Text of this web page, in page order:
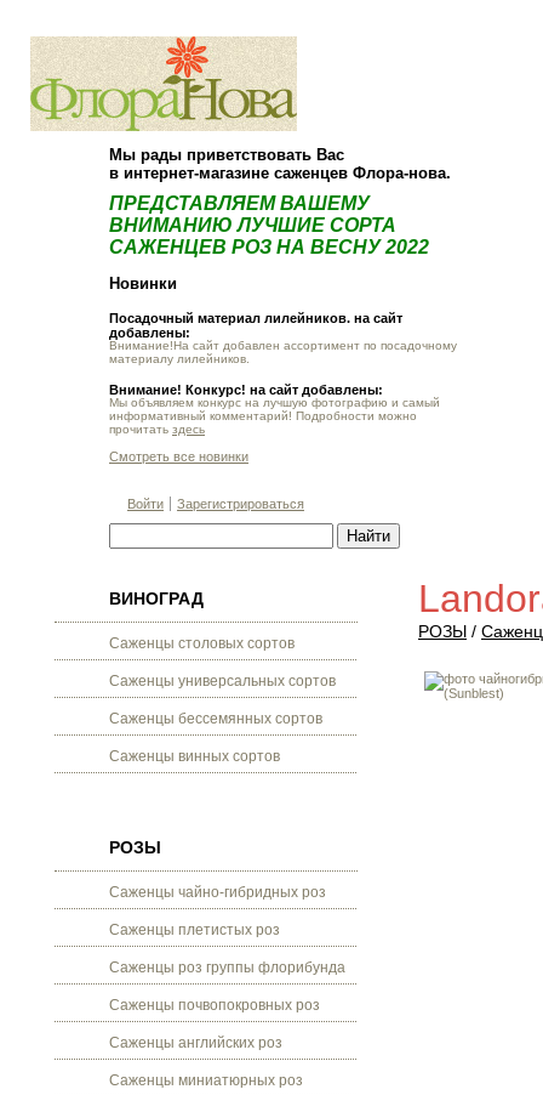
Мы рады приветствовать Вас
в интернет-магазине саженцев Флора-нова.
ПРЕДСТАВЛЯЕМ ВАШЕМУ
ВНИМАНИЮ ЛУЧШИЕ СОРТА
САЖЕНЦЕВ РОЗ НА ВЕСНУ 2022
Новинки
Посадочный материал лилейников. на сайт
добавлены:
Внимание!На сайт добавлен ассортимент по посадочному
материалу лилейников.
Внимание! Конкурс! на сайт добавлены:
Мы объявляем конкурс на лучшую фотографию и самый
информативный комментарий! Подробности можно
прочитать здесь
Смотреть все новинки
Войти Зарегистрироваться
ВИНОГРАД
Саженцы столовых сортов
Саженцы универсальных сортов
Саженцы бессемянных сортов
Саженцы винных сортов
РОЗЫ
Саженцы чайно-гибридных роз
Саженцы плетистых роз
Саженцы роз группы флорибунда
Саженцы почвопокровных роз
Саженцы английских роз
Саженцы миниатюрных роз
РОЗЫ /